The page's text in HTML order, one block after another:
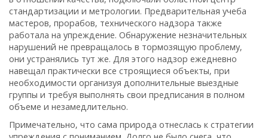
стандартизации и метрологии. Предварительная учеба
мастеров‚ прорабов‚ технического надзора также
работала на упреждение. Обнаружение незначительных
нарушений не превращалось в тормозящую проблему‚
они устранялись тут же. Для этого надзор ежедневно
навещал практически все строящиеся объекты‚ при
необходимости организуя дополнительные выездные
группы и требуя выполнять свои предписания в полном
объеме и незамедлительно.
Примечательно‚ что сама природа отнеслась к стратегии